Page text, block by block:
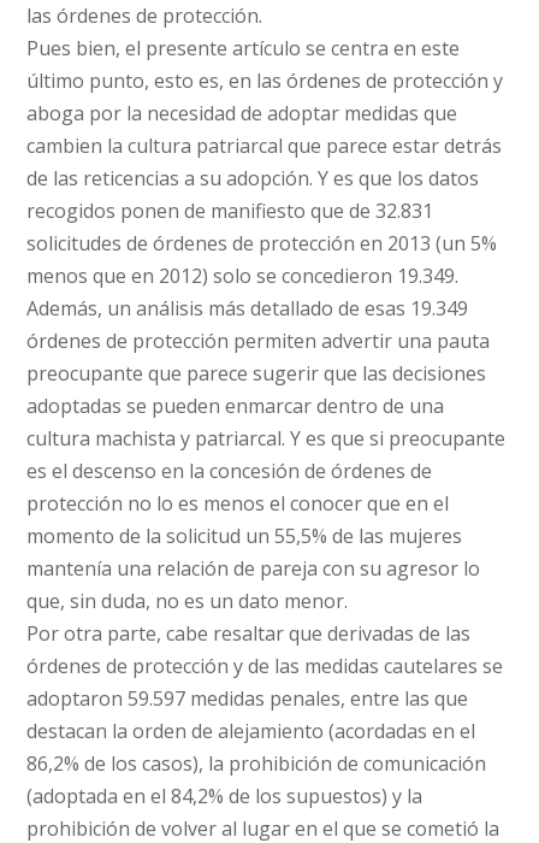
las órdenes de protección.
Pues bien, el presente artículo se centra en este
último punto, esto es, en las órdenes de protección y
aboga por la necesidad de adoptar medidas que
cambien la cultura patriarcal que parece estar detrás
de las reticencias a su adopción. Y es que los datos
recogidos ponen de manifiesto que de 32.831
solicitudes de órdenes de protección en 2013 (un 5%
menos que en 2012) solo se concedieron 19.349.
Además, un análisis más detallado de esas 19.349
órdenes de protección permiten advertir una pauta
preocupante que parece sugerir que las decisiones
adoptadas se pueden enmarcar dentro de una
cultura machista y patriarcal. Y es que si preocupante
es el descenso en la concesión de órdenes de
protección no lo es menos el conocer que en el
momento de la solicitud un 55,5% de las mujeres
mantenía una relación de pareja con su agresor lo
que, sin duda, no es un dato menor.
Por otra parte, cabe resaltar que derivadas de las
órdenes de protección y de las medidas cautelares se
adoptaron 59.597 medidas penales, entre las que
destacan la orden de alejamiento (acordadas en el
86,2% de los casos), la prohibición de comunicación
(adoptada en el 84,2% de los supuestos) y la
prohibición de volver al lugar en el que se cometió la